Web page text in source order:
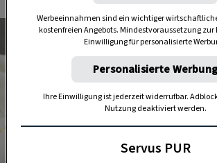
Werbeeinnahmen sind ein wichtiger
kostenfreien Angebots. Mindestvoraussetzung
Einwilligung für personalisierte
Personalisierte Werbung
Ihre Einwilligung ist jederzeit widerrufbar.
Nutzung deaktiviert werden.
Servus PUR